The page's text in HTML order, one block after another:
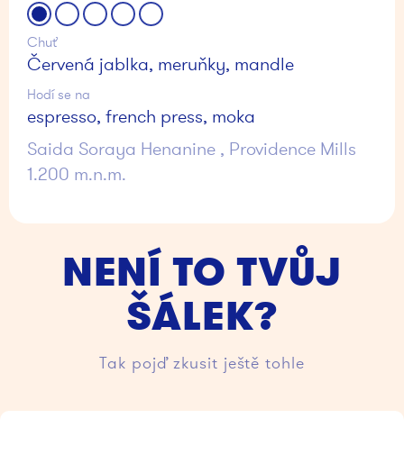
Chuť
Červená jablka, meruňky, mandle
Hodí se na
espresso, french press, moka
Saida Soraya Henanine , Providence Mills
1.200 m.n.m.
NENÍ TO TVŮJ
ŠÁLEK?
Tak pojď zkusit ještě tohle